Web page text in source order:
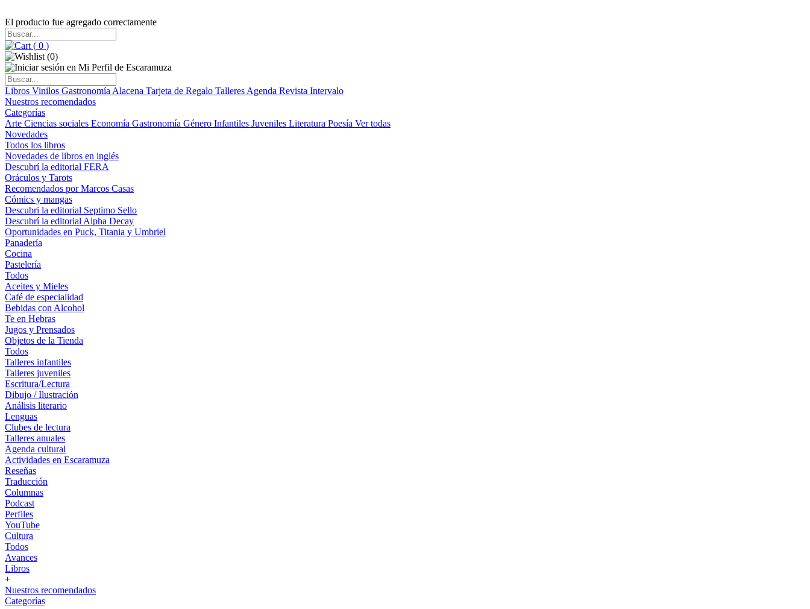
El producto fue agregado correctamente
( 0 )
(0)
Libros Vinilos Gastronomía Alacena Tarjeta de Regalo Talleres Agenda Revista Intervalo
Nuestros recomendados
Categorías
Arte Ciencias sociales Economía Gastronomía Género Infantiles Juveniles Literatura Poesía Ver todas
Novedades
Todos los libros
Novedades de libros en inglés
Descubrí la editorial FERA
Oráculos y Tarots
Recomendados por Marcos Casas
Cómics y mangas
Descubri la editorial Septimo Sello
Descubrí la editorial Alpha Decay
Oportunidades en Puck, Titania y Umbriel
Panadería
Cocina
Pastelería
Todos
Aceites y Mieles
Café de especialidad
Bebidas con Alcohol
Te en Hebras
Jugos y Prensados
Objetos de la Tienda
Todos
Talleres infantiles
Talleres juveniles
Escritura/Lectura
Dibujo / Ilustración
Análisis literario
Lenguas
Clubes de lectura
Talleres anuales
Agenda cultural
Actividades en Escaramuza
Reseñas
Traducción
Columnas
Podcast
Perfiles
YouTube
Cultura
Todos
Avances
Libros
+
Nuestros recomendados
Categorías